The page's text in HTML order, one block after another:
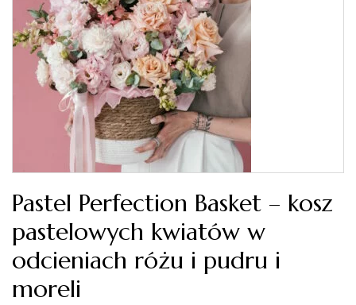
Pastel Perfection Basket – kosz
pastelowych kwiatów w
odcieniach różu i pudru i
moreli